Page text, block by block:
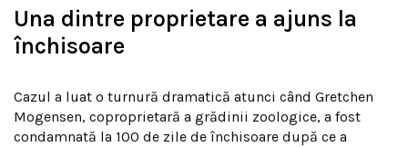
Una dintre proprietare a ajuns la
închisoare
Cazul a luat o turnură dramatică atunci când Gretchen
Mogensen, coproprietară a grădinii zoologice, a fost
condamnată la 100 de zile de închisoare după ce a